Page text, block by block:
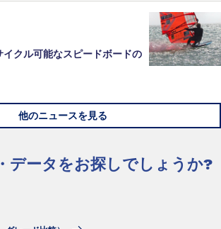
イクル可能なスピードボードの
他のニュースを見る
データをお探しでしょうか?